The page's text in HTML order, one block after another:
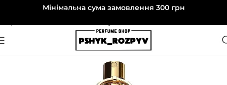
Перейти до навігаціїМінімальна сума замовлення 300 грн